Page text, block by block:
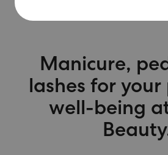
Manicure,
lashes for your
well-being